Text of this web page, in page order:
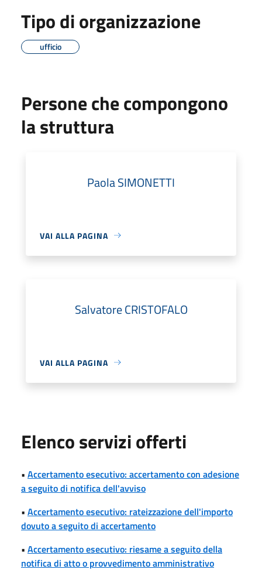
Tipo di organizzazione
ufficio
Persone che compongono
la struttura
Paola SIMONETTI
VAI ALLA PAGINA
Salvatore CRISTOFALO
VAI ALLA PAGINA
Elenco servizi offerti
• Accertamento esecutivo: accertamento con adesione
a seguito di notifica dell'avviso
• Accertamento esecutivo: rateizzazione dell'importo
dovuto a seguito di accertamento
• Accertamento esecutivo: riesame a seguito della
notifica di atto o provvedimento amministrativo